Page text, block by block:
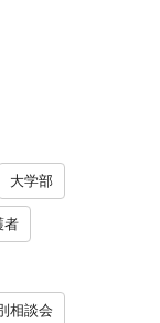
大学部
者
相談会